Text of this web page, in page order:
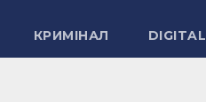
КРИМІНАЛ DIGITAL